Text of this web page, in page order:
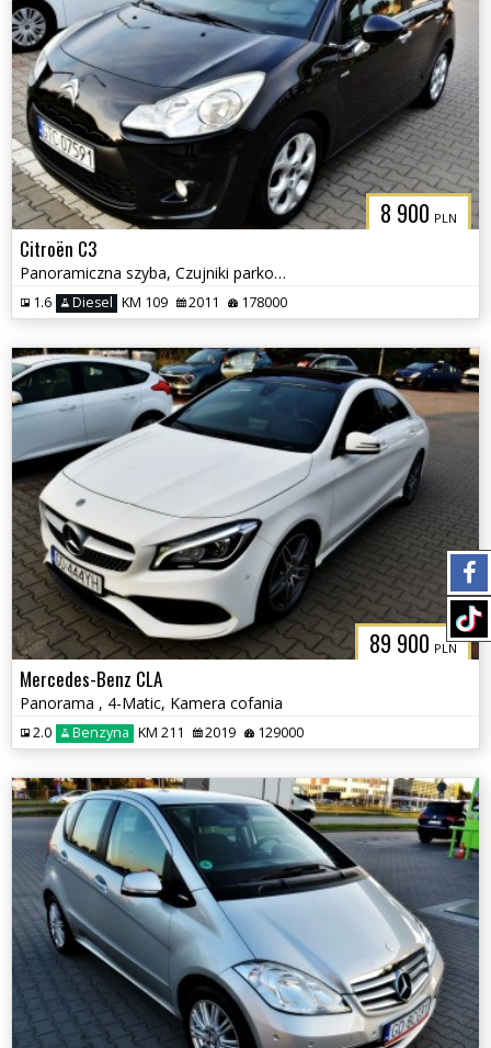
8 900 PLN
Citroën C3
Panoramiczna szyba, Czujniki parkowania, Klimatyzacja
1.6 Diesel KM 109 2011 178000
89 900 PLN
Mercedes-Benz CLA
Panorama , 4-Matic, Kamera cofania
2.0 Benzyna KM 211 2019 129000